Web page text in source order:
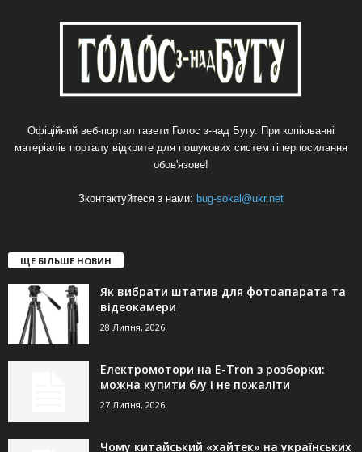
Офіційний веб-портал газети Голос з-над Бугу. При копіюванні
матеріалів порталу відкрите для пошукових систем гіперпосилання
обов'язове!
Зконтактуйтеся з нами: bug-sokal@ukr.net
ЩЕ БІЛЬШЕ НОВИН
Як вибрати штатив для фотоапарата та
відеокамери
28 Липня, 2026
Електромотори на E-Tron з розборки:
можна купити б/у і не пожаліти
27 Липня, 2026
Чому китайський «хайтек» на українських